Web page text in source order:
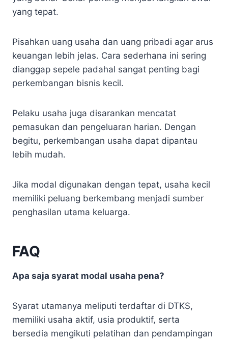
yang tepat.
Pisahkan uang usaha dan uang pribadi agar arus
keuangan lebih jelas. Cara sederhana ini sering
dianggap sepele padahal sangat penting bagi
perkembangan bisnis kecil.
Pelaku usaha juga disarankan mencatat
pemasukan dan pengeluaran harian. Dengan
begitu, perkembangan usaha dapat dipantau
lebih mudah.
Jika modal digunakan dengan tepat, usaha kecil
memiliki peluang berkembang menjadi sumber
penghasilan utama keluarga.
FAQ
Apa saja syarat modal usaha pena?
Syarat utamanya meliputi terdaftar di DTKS,
memiliki usaha aktif, usia produktif, serta
bersedia mengikuti pelatihan dan pendampingan